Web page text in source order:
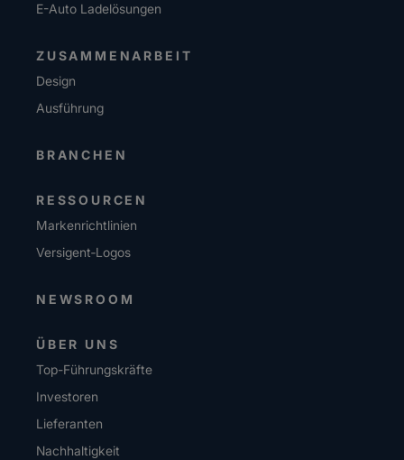
E-Auto Ladelösungen
ZUSAMMENARBEIT
Design
Ausführung
BRANCHEN
RESSOURCEN
Markenrichtlinien
Versigent‑Logos
NEWSROOM
ÜBER UNS
Top-Führungskräfte
Investoren
Lieferanten
Nachhaltigkeit